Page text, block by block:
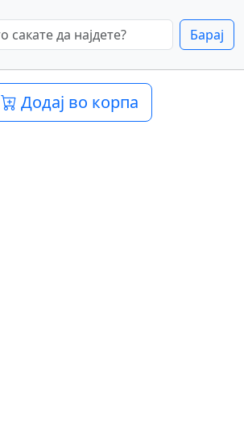
Барај
Додај во корпа